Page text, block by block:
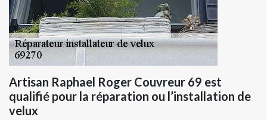
Artisan Raphael Roger Couvreur 69 est
qualifié pour la réparation ou l’installation de
velux